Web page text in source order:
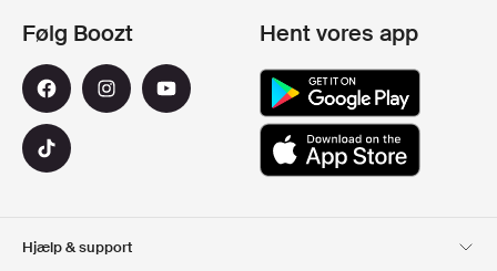
Hjælp & support
Følg Boozt Hent vores app